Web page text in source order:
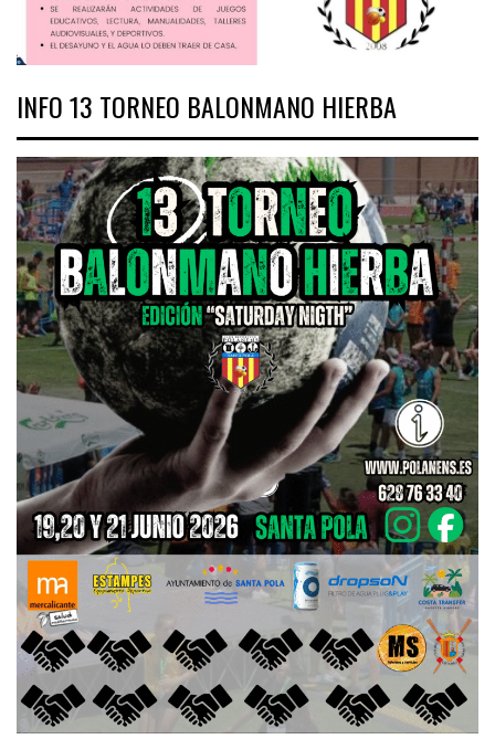
INFO 13 TORNEO BALONMANO HIERBA